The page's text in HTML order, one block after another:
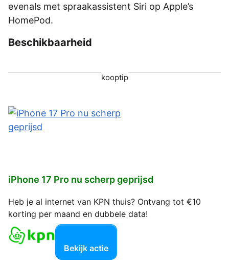
evenals met spraakassistent Siri op Apple’s
HomePod.
Beschikbaarheid
kooptip
iPhone 17 Pro nu scherp geprijsd
Heb je al internet van KPN thuis? Ontvang tot €10
korting per maand en dubbele data!
Bekijk actie